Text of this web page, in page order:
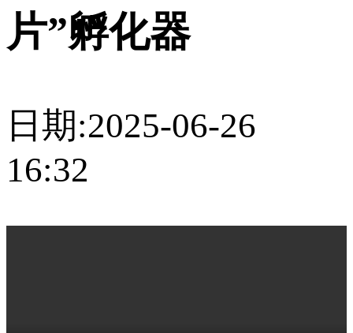
片”孵化器
日期:2025-06-26
16:32